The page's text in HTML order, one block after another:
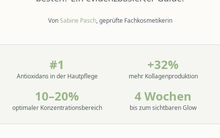
Von Sabine Pasch, geprüfte Fachkosmetikerin
#1
Antioxidans in der Hautpflege
+32%
mehr Kollagenproduktion
10–20%
optimaler Konzentrationsbereich
4 Wochen
bis zum sichtbaren Glow